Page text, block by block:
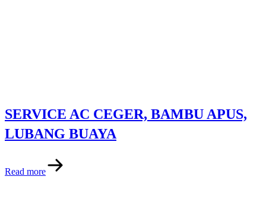
SERVICE AC CEGER, BAMBU APUS,
LUBANG BUAYA
Read more